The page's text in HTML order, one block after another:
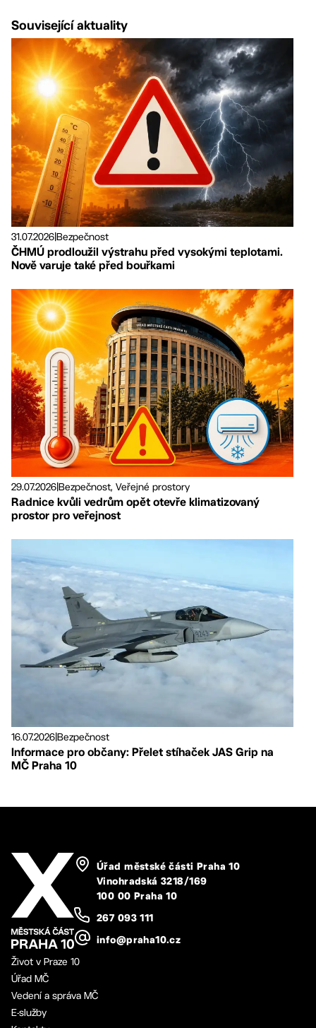
Související aktuality
31.07.2026Bezpečnost
ČHMÚ prodloužil výstrahu před vysokými teplotami.
Nově varuje také před bouřkami
29.07.2026Bezpečnost, Veřejné prostory
Radnice kvůli vedrům opět otevře klimatizovaný
prostor pro veřejnost
16.07.2026Bezpečnost
Informace pro občany: Přelet stíhaček JAS Grip na
MČ Praha 10
Úřad městské části Praha 10
Vinohradská 3218/169
100 00 Praha 10
267 093 111
info@praha10.cz
Život v Praze 10
Úřad MČ
Vedení a správa MČ
E-služby